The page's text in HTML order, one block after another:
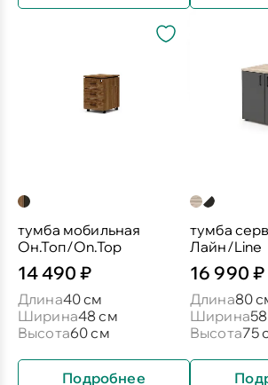
тумба мобильная
Он.Топ/On.Top
14 490 ₽
Длина40 см
Ширина48 см
Высота60 см
Подробнее
тумба
Лайн/Line
16 990 ₽
Длина80
Ширина
Высота75